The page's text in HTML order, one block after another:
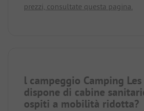
prezzi, consultate questa pagina.
l campeggio Camping Les
dispone di cabine
ospiti a mobilità ridotta?